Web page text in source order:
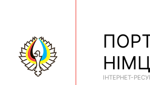
ІНТЕРНЕТ-